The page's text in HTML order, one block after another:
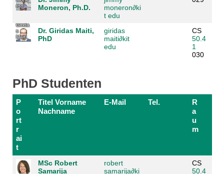
ron
Moneron, Ph.D.
moneron∂ki
t edu
Girida
s
Maiti
Dr. Giridas Maiti,
PhD
giridas
maiti∂kit
edu
CS
50.4
1
030
PhD Studenten
P
o
rt
r
ai
t
Titel Vorname
Nachname
E-Mail Tel.
R
a
u
m
MSc Robert
Samarija
robert
samarija∂ki
CS
50.4